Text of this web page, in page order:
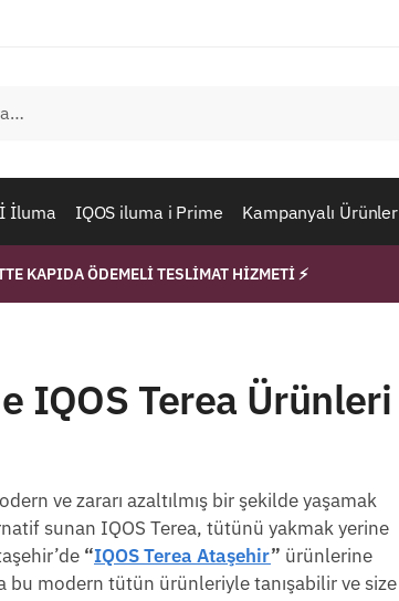
İluma IQOS iluma i Prime Kampanyalı Ürünler
KAPIDA ÖDEMELİ TESLİMAT HİZMETİ ⚡
IQOS Terea Ürünleri
ve zararı azaltılmış bir şekilde yaşamak
sunan IQOS Terea, tütünü yakmak yerine
“IQOS Terea Ataşehir” ürünlerine
bu modern tütün ürünleriyle tanışabilir ve size